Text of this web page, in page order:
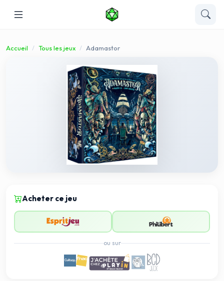
Accueil Tous les jeux Adamastor
Acheter ce jeu
ou sur